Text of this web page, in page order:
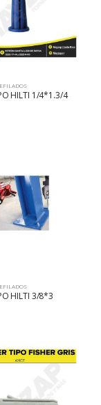
HILTI 1/4*1.3/4
HILTI 3/8*3